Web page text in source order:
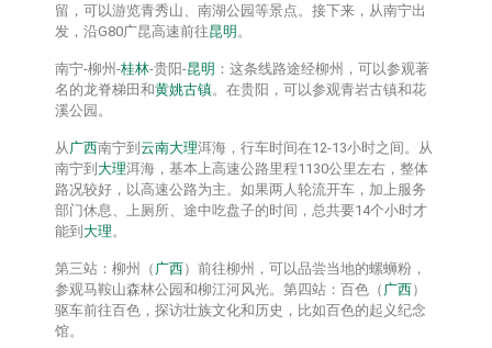
留，可以游览青秀山、南湖公园等景点。接下来，从南宁出
发，沿G80广昆高速前往昆明 。
南宁-柳州-桂林-贵阳-昆明 ：这条线路途经柳州，可以参观著
名的龙脊梯田和黄姚古镇。在贵阳，可以参观青岩古镇和花
溪公园。
从广西南宁到 云南大理洱海，行车时间在12-13小时之间。从
南宁到 大理洱海，基本上高速公路里程1130公里左右，整体
路况较好，以高速公路为主。如果两人轮流开车，加上服务
部门休息、上厕所、途中吃盘子的时间，总共要14个小时才
能到 大理。
第三站：柳州（ 广西）前往柳州，可以品尝当地的螺蛳粉，
参观马鞍山森林公园和柳江河风光。第四站：百色（ 广西）
驱车前往百色，探访壮族文化和历史，比如百色的起义纪念
馆。